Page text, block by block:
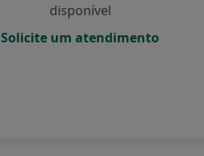
disponível
Solicite um atendimento